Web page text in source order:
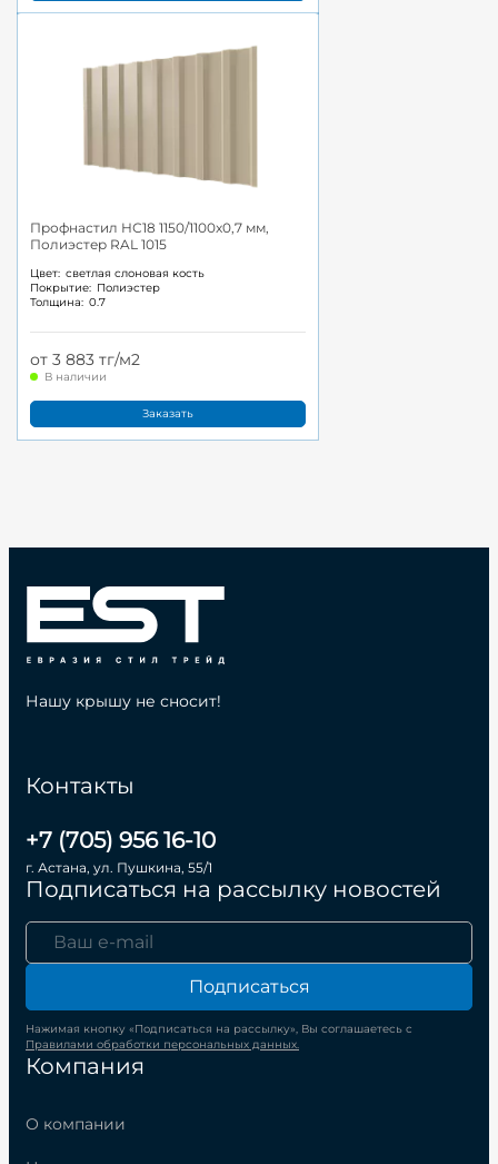
Профнастил НС18 1150/1100x0,7 мм,
Полиэстер RAL 1015
Цвет: светлая слоновая кость
Покрытие: Полиэстер
Толщина: 0.7
от 3 883 тг/м2
В наличии
Заказать
Компания
О компании
Контакты
+7 (705) 956 16-10
г. Астана, ул. Пушкина, 55/1
Подписаться на рассылку новостей
Подписаться
Нажимая кнопку «Подписаться на рассылку», Вы соглашаетесь с
Правилами обработки персональных данных.
Нашу крышу не сносит!